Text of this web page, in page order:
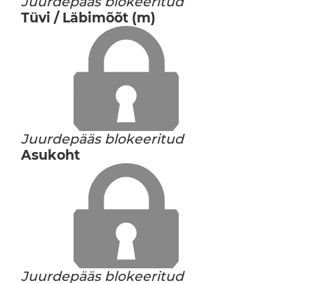
Tüvi / Läbimõõt (m)
Juurdepääs blokeeritud
Asukoht
Juurdepääs blokeeritud